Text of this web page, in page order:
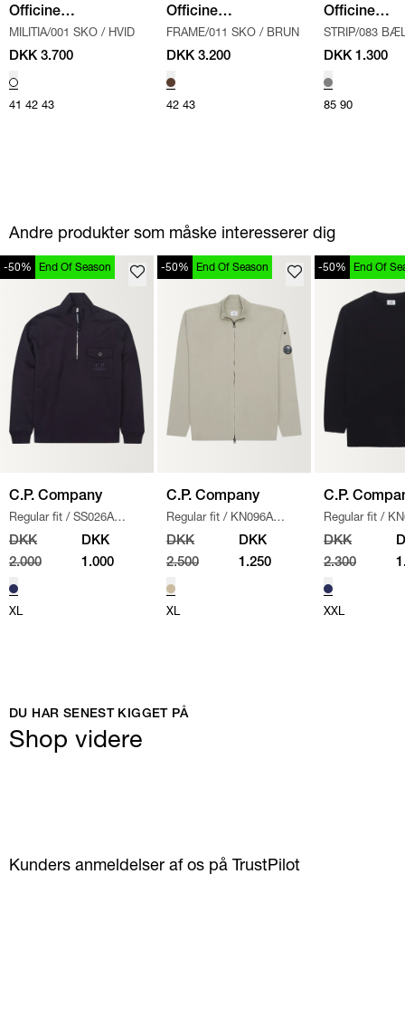
Officine
Creative
MILITIA/001 SKO / HVID
DKK 3.700
41 42 43
Officine
Creative
FRAME/011 SKO / BRUN
DKK 3.200
42 43
Officine
Creative
STRIP/083
DKK 1.300
85 90
Andre produkter som måske interesserer dig
-50% End Of Season
C.P. Company
Regular fit / SS026A
005086W SWEATSHIRT
NAVY
DKK
2.000
DKK
1.000
XL
-50% End Of Season
C.P. Company
Regular fit / KN096A
110560A STRIK / SAND
DKK
2.500
DKK
1.250
XL
-50% End Of
C.P.
Regular fit /
/ NAVY
DKK
2.300
XXL
DU HAR SENEST KIGGET PÅ
Shop videre
Kunders anmeldelser af os på TrustPilot